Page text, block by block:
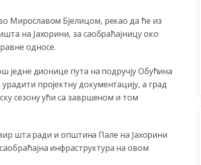
Мирославом Бјелицом, рекао да ће из
на Јахорини, за саобраћајницу око
односе.
једне дионице пута на подручју Обућина
пројектну документацију, а град
сезону ући са завршеном и том
шта ради и општина Пале на Јахорини
инфраструктура на овом